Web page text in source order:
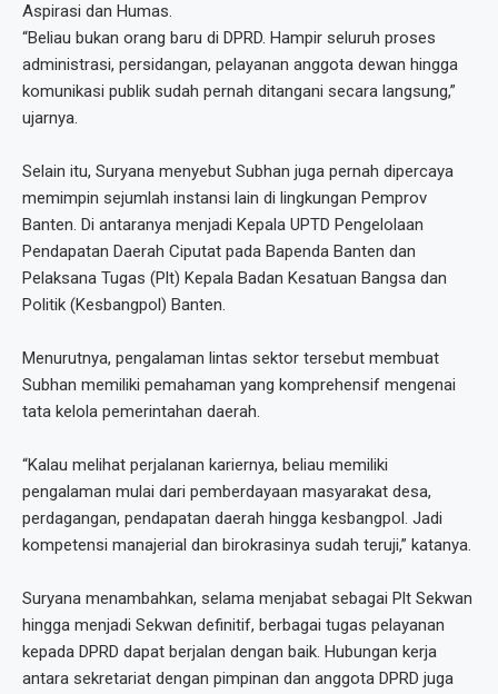
Aspirasi dan Humas.
“Beliau bukan orang baru di DPRD. Hampir seluruh proses
administrasi, persidangan, pelayanan anggota dewan hingga
komunikasi publik sudah pernah ditangani secara langsung,”
ujarnya.
Selain itu, Suryana menyebut Subhan juga pernah dipercaya
memimpin sejumlah instansi lain di lingkungan Pemprov
Banten. Di antaranya menjadi Kepala UPTD Pengelolaan
Pendapatan Daerah Ciputat pada Bapenda Banten dan
Pelaksana Tugas (Plt) Kepala Badan Kesatuan Bangsa dan
Politik (Kesbangpol) Banten.
Menurutnya, pengalaman lintas sektor tersebut membuat
Subhan memiliki pemahaman yang komprehensif mengenai
tata kelola pemerintahan daerah.
“Kalau melihat perjalanan kariernya, beliau memiliki
pengalaman mulai dari pemberdayaan masyarakat desa,
perdagangan, pendapatan daerah hingga kesbangpol. Jadi
kompetensi manajerial dan birokrasinya sudah teruji,” katanya.
Suryana menambahkan, selama menjabat sebagai Plt Sekwan
hingga menjadi Sekwan definitif, berbagai tugas pelayanan
kepada DPRD dapat berjalan dengan baik. Hubungan kerja
antara sekretariat dengan pimpinan dan anggota DPRD juga